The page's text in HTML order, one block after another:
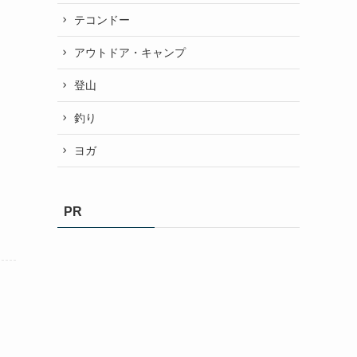
テコンドー
アウトドア・キャンプ
登山
釣り
ヨガ
PR